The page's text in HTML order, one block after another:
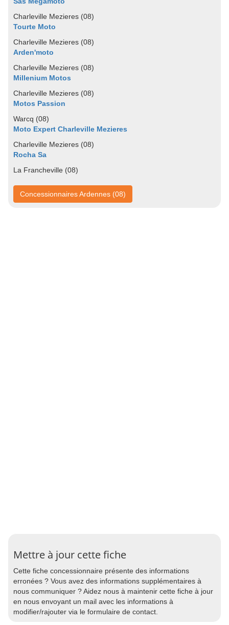
Charleville Mezieres (08)
Tourte Moto
Charleville Mezieres (08)
Arden'moto
Charleville Mezieres (08)
Millenium Motos
Charleville Mezieres (08)
Motos Passion
Warcq (08)
Moto Expert Charleville Mezieres
Charleville Mezieres (08)
Rocha Sa
La Francheville (08)
Concessionnaires Ardennes (08)
Mettre à jour cette fiche
Cette fiche concessionnaire présente des informations
erronées ? Vous avez des informations supplémentaires à
nous communiquer ? Aidez nous à maintenir cette fiche à jour
en nous envoyant un mail avec les informations à
modifier/rajouter via le formulaire de contact.